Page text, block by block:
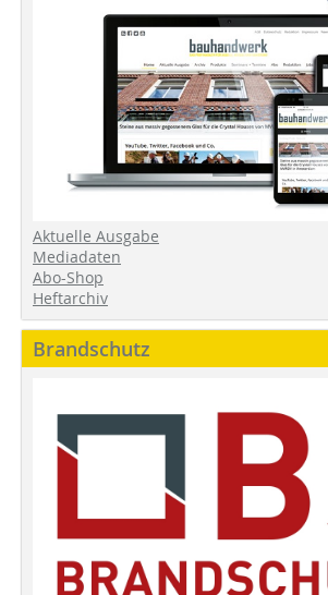
Aktuelle Ausgabe
Mediadaten
Abo-Shop
Heftarchiv
Brandschutz